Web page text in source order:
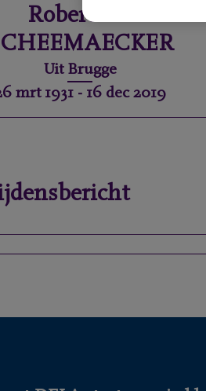
Robert DE
Uit Brugge
mrt 1931- 16 dec 2019